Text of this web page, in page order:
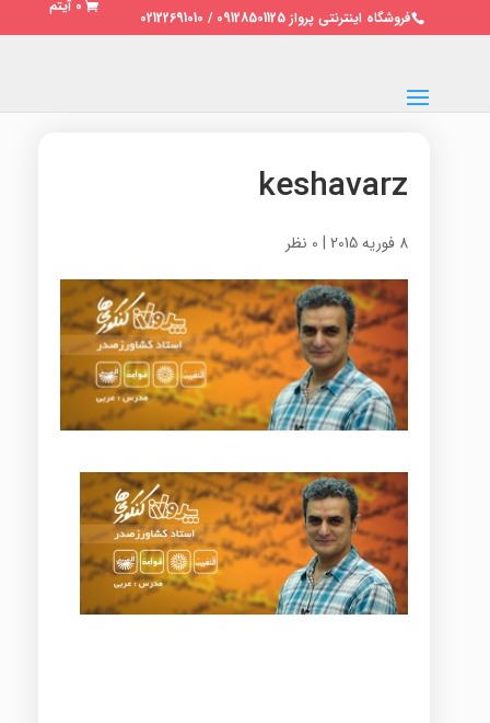
فروشگاه اینترنتی پرواز 09128501125 / 02122691010
0 آیتم
keshavarz
8 فوریه 2015 | 0 نظر